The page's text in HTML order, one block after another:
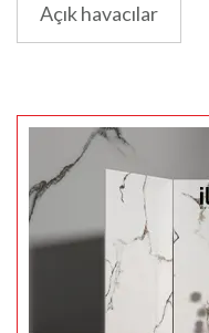
Açık havacılar